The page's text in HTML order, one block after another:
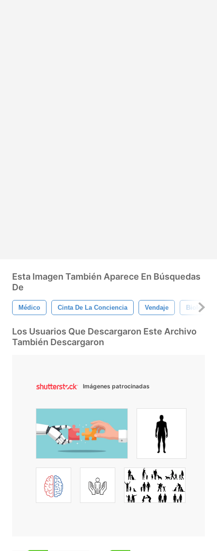
Esta Imagen También Aparece En Búsquedas
De
Médico Cinta De La Conciencia Vendaje Biología
Los Usuarios Que Descargaron Este Archivo
También Descargaron
Imágenes patrocinadas